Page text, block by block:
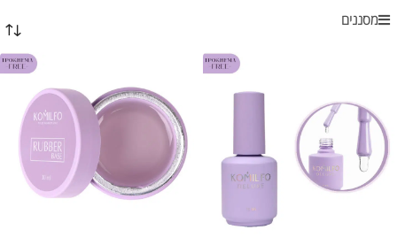
מסננים